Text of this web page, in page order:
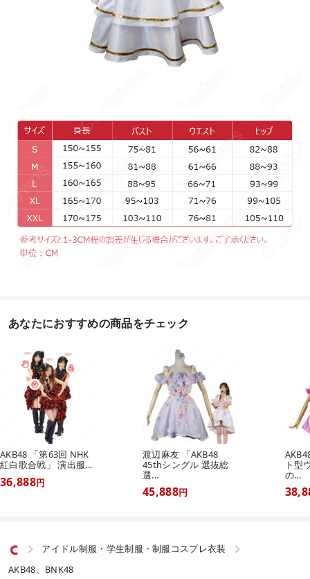
あなたにおすすめの商品をチェック
AKB48 「第63回 NHK
紅白歌合戦」 演出服...
36,888円
渡辺麻友 「AKB48
45thシングル 選抜総
選...
45,888円
ト型
の...
 アイドル制服・学生制服・制服コスプレ衣装 
AKB48、BNK48